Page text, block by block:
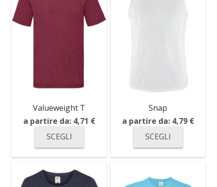
Valueweight T
a partire da: 4,71 €
SCEGLI
Snap
a partire da: 4,79 €
SCEGLI